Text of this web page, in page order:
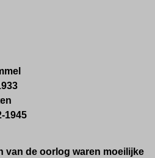
1945
van de oorlog waren moeilijke